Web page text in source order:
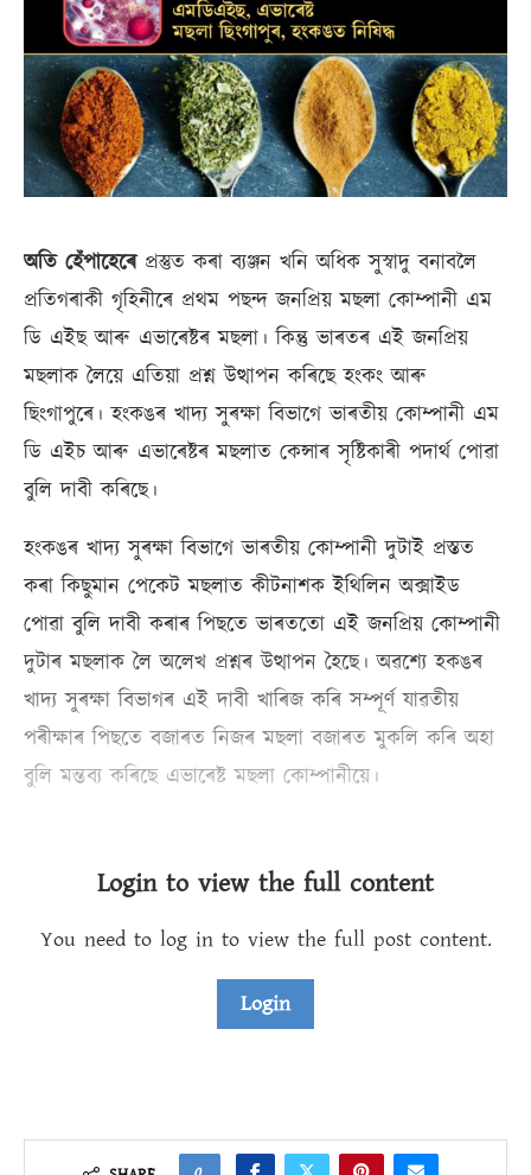
অতি হেঁপাহেৰে প্ৰস্তুত কৰা ব্যঞ্জন খনি অধিক সুস্বাদু বনাবলৈ
প্ৰতিগৰাকী গৃহিনীৰে প্ৰথম পছন্দ জনপ্ৰিয় মছলা কোম্পানী এম
ডি এইছ আৰু এভাৰেষ্টৰ মছলা। কিন্তু ভাৰতৰ এই জনপ্ৰিয়
মছলাক লৈয়ে এতিয়া প্ৰশ্ন উত্থাপন কৰিছে হংকং আৰু
ছিংগাপুৰে। হংকঙৰ খাদ্য সুৰক্ষা বিভাগে ভাৰতীয় কোম্পানী এম
ডি এইচ আৰু এভাৰেষ্টৰ মছলাত কেন্সাৰ সৃষ্টিকাৰী পদাৰ্থ পোৱা
বুলি দাবী কৰিছে।
হংকঙৰ খাদ্য সুৰক্ষা বিভাগে ভাৰতীয় কোম্পানী দুটাই প্ৰস্তত
কৰা কিছুমান পেকেট মছলাত কীটনাশক ইথিলিন অক্সাইড
পোৱা বুলি দাবী কৰাৰ পিছতে ভাৰততো এই জনপ্ৰিয় কোম্পানী
দুটাৰ মছলাক লৈ অলেখ প্ৰশ্নৰ উত্থাপন হৈছে। অৱশ্যে হকঙৰ
খাদ্য সুৰক্ষা বিভাগৰ এই দাবী খাৰিজ কৰি সম্পূৰ্ণ যাৱতীয়
পৰীক্ষাৰ পিছতে বজাৰত নিজৰ মছলা বজাৰত মুকলি কৰি অহা
বুলি মন্তব্য কৰিছে এভাৰেষ্ট মছলা কোম্পানীয়ে।
Login to view the full content
You need to log in to view the full post content.
Login